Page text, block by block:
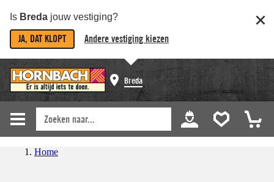
Is Breda jouw vestiging?
JA, DAT KLOPT Andere vestiging kiezen
Breda
Home